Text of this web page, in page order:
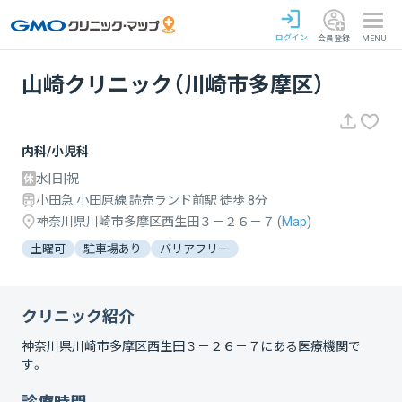
ログイン 会員登録 MENU
山崎クリニック（川崎市多摩区）
内科/小児科
水|日|祝
小田急 小田原線 読売ランド前駅 徒歩 8分
神奈川県川崎市多摩区西生田３－２６－７ (Map)
土曜可 駐車場あり バリアフリー
クリニック紹介
神奈川県川崎市多摩区西生田３－２６－７ にある医療機関で
す。